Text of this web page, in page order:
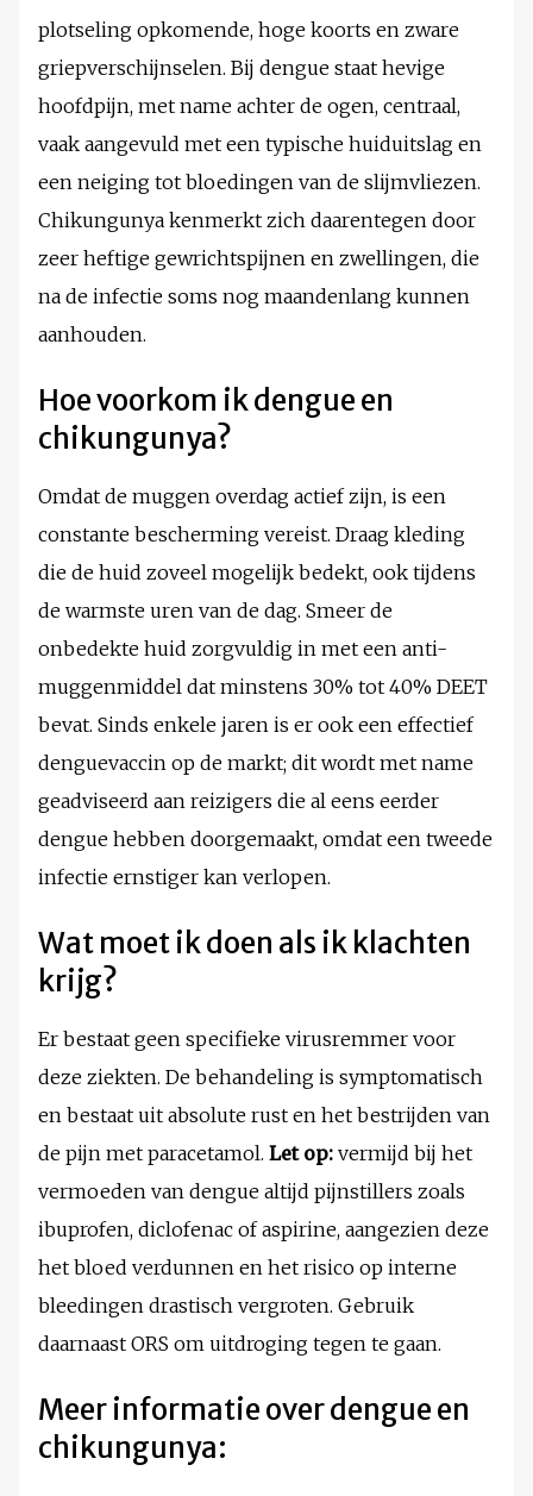
plotseling opkomende, hoge koorts en zware
griepverschijnselen. Bij dengue staat hevige
hoofdpijn, met name achter de ogen, centraal,
vaak aangevuld met een typische huiduitslag en
een neiging tot bloedingen van de slijmvliezen.
Chikungunya kenmerkt zich daarentegen door
zeer heftige gewrichtspijnen en zwellingen, die
na de infectie soms nog maandenlang kunnen
aanhouden.
Hoe voorkom ik dengue en
chikungunya?
Omdat de muggen overdag actief zijn, is een
constante bescherming vereist. Draag kleding
die de huid zoveel mogelijk bedekt, ook tijdens
de warmste uren van de dag. Smeer de
onbedekte huid zorgvuldig in met een anti-
muggenmiddel dat minstens 30% tot 40% DEET
bevat. Sinds enkele jaren is er ook een effectief
denguevaccin op de markt; dit wordt met name
geadviseerd aan reizigers die al eens eerder
dengue hebben doorgemaakt, omdat een tweede
infectie ernstiger kan verlopen.
Wat moet ik doen als ik klachten
krijg?
Er bestaat geen specifieke virusremmer voor
deze ziekten. De behandeling is symptomatisch
en bestaat uit absolute rust en het bestrijden van
de pijn met paracetamol. Let op: vermijd bij het
vermoeden van dengue altijd pijnstillers zoals
ibuprofen, diclofenac of aspirine, aangezien deze
het bloed verdunnen en het risico op interne
bleedingen drastisch vergroten. Gebruik
daarnaast ORS om uitdroging tegen te gaan.
Meer informatie over dengue en
chikungunya: